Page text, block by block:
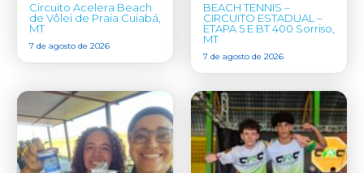
Circuito Acelera Beach
de Vôlei de Praia Cuiabá,
MT
7 de agosto de 2026
BEACH TENNIS –
CIRCUITO ESTADUAL –
ETAPA 5 E BT 400 Sorriso,
MT
7 de agosto de 2026